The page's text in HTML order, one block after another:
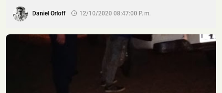
Daniel Orloff 12/10/2020 08:47:00 P. M.